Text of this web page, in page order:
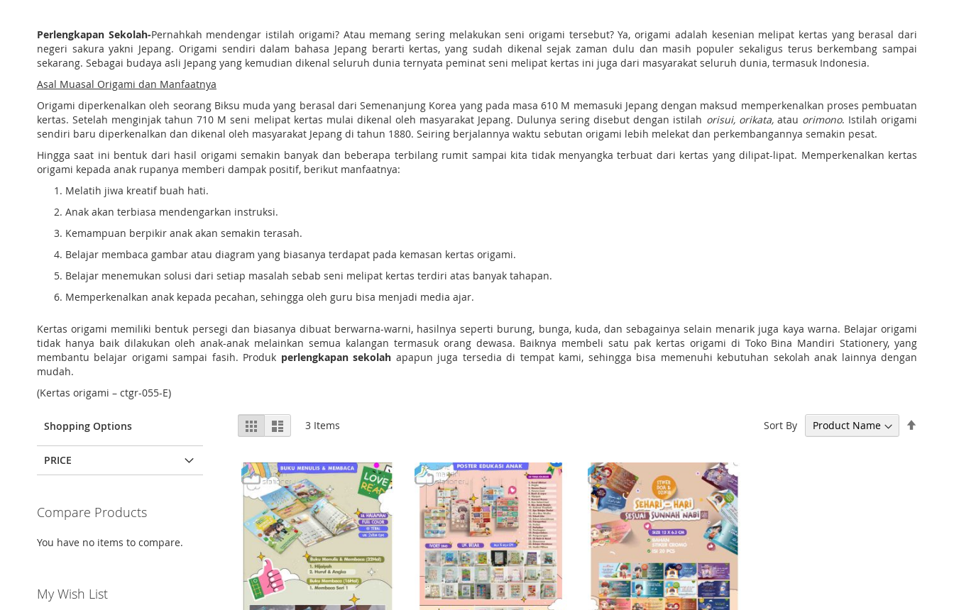
Perlengkapan Sekolah-Pernahkah mendengar istilah origami? Atau memang sering melakukan seni origami tersebut? Ya, origami adalah kesenian melipat kertas yang berasal dari
negeri sakura yakni Jepang. Origami sendiri dalam bahasa Jepang berarti kertas, yang sudah dikenal sejak zaman dulu dan masih populer sekaligus terus berkembang sampai
sekarang. Sebagai budaya asli Jepang yang kemudian dikenal seluruh dunia ternyata peminat seni melipat kertas ini juga dari masyarakat seluruh dunia, termasuk Indonesia.
Asal Muasal Origami dan Manfaatnya
Origami diperkenalkan oleh seorang Biksu muda yang berasal dari Semenanjung Korea yang pada masa 610 M memasuki Jepang dengan maksud memperkenalkan proses pembuatan
kertas. Setelah menginjak tahun 710 M seni melipat kertas mulai dikenal oleh masyarakat Jepang. Dulunya sering disebut dengan istilah orisui, orikata, atau orimono. Istilah origami
sendiri baru diperkenalkan dan dikenal oleh masyarakat Jepang di tahun 1880. Seiring berjalannya waktu sebutan origami lebih melekat dan perkembangannya semakin pesat.
Hingga saat ini bentuk dari hasil origami semakin banyak dan beberapa terbilang rumit sampai kita tidak menyangka terbuat dari kertas yang dilipat-lipat. Memperkenalkan kertas
origami kepada anak rupanya memberi dampak positif, berikut manfaatnya:
Melatih jiwa kreatif buah hati.
Anak akan terbiasa mendengarkan instruksi.
Kemampuan berpikir anak akan semakin terasah.
Belajar membaca gambar atau diagram yang biasanya terdapat pada kemasan kertas origami.
Belajar menemukan solusi dari setiap masalah sebab seni melipat kertas terdiri atas banyak tahapan.
Memperkenalkan anak kepada pecahan, sehingga oleh guru bisa menjadi media ajar.
Kertas origami memiliki bentuk persegi dan biasanya dibuat berwarna-warni, hasilnya seperti burung, bunga, kuda, dan sebagainya selain menarik juga kaya warna. Belajar origami
tidak hanya baik dilakukan oleh anak-anak melainkan semua kalangan termasuk orang dewasa. Baiknya membeli satu pak kertas origami di Toko Bina Mandiri Stationery, yang
membantu belajar origami sampai fasih. Produk perlengkapan sekolah apapun juga tersedia di tempat kami, sehingga bisa memenuhi kebutuhan sekolah anak lainnya dengan
mudah.
(Kertas origami – ctgr-055-E)
View
as
Grid List 3 Items Sort By
Shopping Options
PRICE
Compare Products
You have no items to compare.
My Wish List